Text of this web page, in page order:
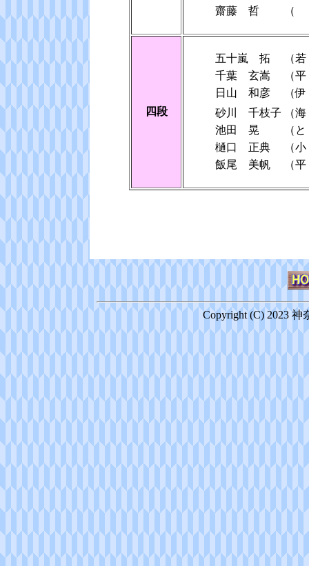
齋藤 哲
四段
五十嵐 拓
（
千葉 玄嵩
（
日山 和彦
（
砂川 千枝子
（
池田 晃
（
樋口 正典
（
飯尾 美帆
（
Copyright (C) 2023 神